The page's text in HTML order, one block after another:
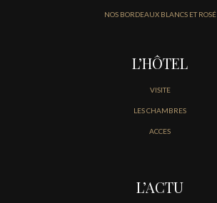
NOS BORDEAUX BLANCS ET ROSÉ
L’HÔTEL
VISITE
LES CHAMBRES
ACCES
L’ACTU